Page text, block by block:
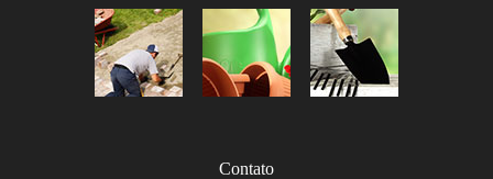
Contato